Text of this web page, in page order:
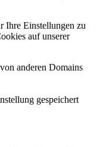
Ihre Einstellungen zu
auf unserer
anderen Domains
gespeichert